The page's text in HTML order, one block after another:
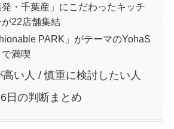
発・千葉産」にこだわったキッチ
が22店舗集結
PARK」がテーマのYohaS
満喫
い人 / 慎重に検討したい人
日の判断まとめ